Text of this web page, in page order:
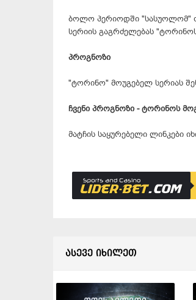
ბოლო პერიოდში "სასუოლომ"
სერიის გაგრძელებას "
პროგნოზი
"ტორინო" მოუგებელ სერიას
ჩვენი პროგნოზი - ტორინოს
მატჩის საყურებელი ლინკები
ასევე იხილეთ